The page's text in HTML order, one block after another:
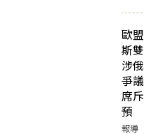
歐
斯
涉
爭
席
預
報導